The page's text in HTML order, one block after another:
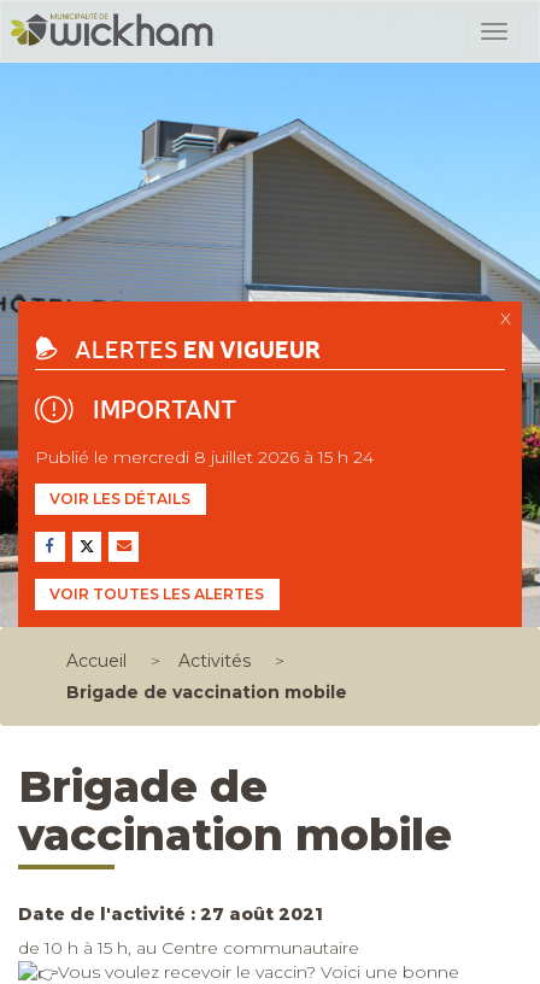
X
ALERTES EN VIGUEUR
IMPORTANT
Publié le mercredi 8 juillet 2026 à 15 h 24
VOIR LES DÉTAILS
VOIR TOUTES LES ALERTES
Accueil > Activités
>
Brigade de vaccination mobile
Brigade de
vaccination mobile
Date de l'activité : 27 août 2021
de 10 h à 15 h, au Centre communautaire
Vous voulez recevoir le vaccin? Voici une bonne